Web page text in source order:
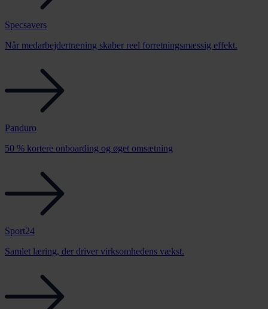
Specsavers
Når medarbejdertræning skaber reel forretningsmæssig effekt.
Panduro
50 % kortere onboarding og øget omsætning
Sport24
Samlet læring, der driver virksomhedens vækst.